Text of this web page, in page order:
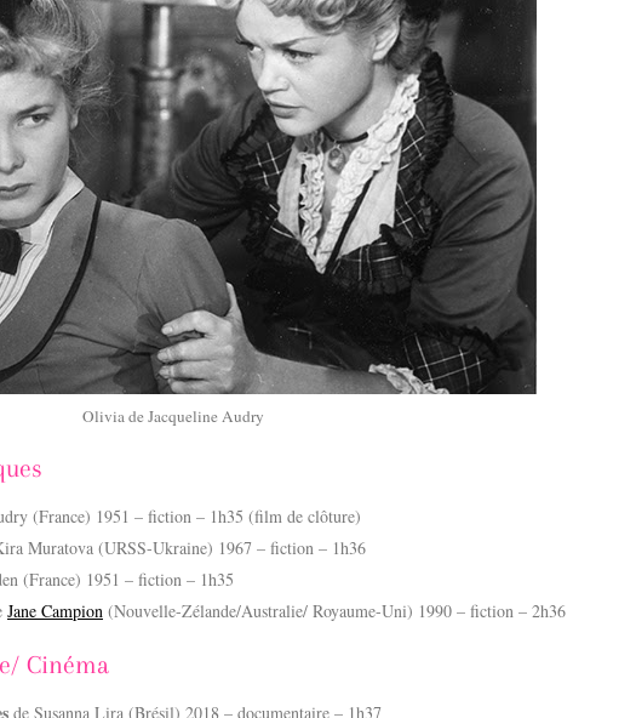
Olivia de Jacqueline Audry
(France) 1951 – fiction – 1h35 (film de clôture)
Muratova (URSS-Ukraine) 1967 – fiction – 1h36
(France) 1951 – fiction – 1h35
Jane Campion (Nouvelle-Zélande/Australie/ Royaume-Uni) 1990 – fiction – 2h36
Cinéma
de Susanna Lira (Brésil) 2018 – documentaire – 1h37